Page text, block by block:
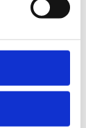
in de
structureel